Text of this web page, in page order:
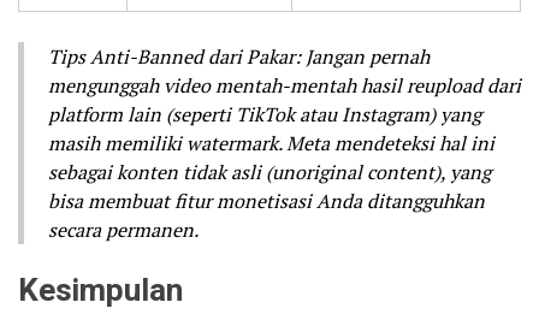
Tips Anti-Banned dari Pakar: Jangan pernah
mengunggah video mentah-mentah hasil reupload dari
platform lain (seperti TikTok atau Instagram) yang
masih memiliki watermark. Meta mendeteksi hal ini
sebagai konten tidak asli (unoriginal content), yang
bisa membuat fitur monetisasi Anda ditangguhkan
secara permanen.
Kesimpulan